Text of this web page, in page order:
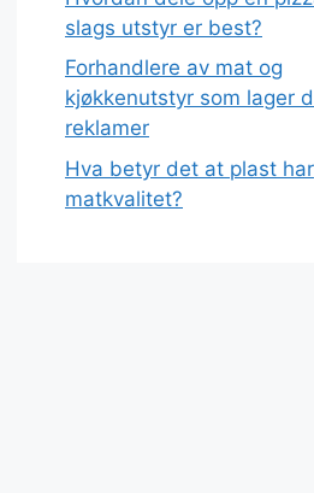
slags utstyr er best?
Forhandlere av mat og
kjøkkenutstyr som lager
reklamer
Hva betyr det at plast har
matkvalitet?